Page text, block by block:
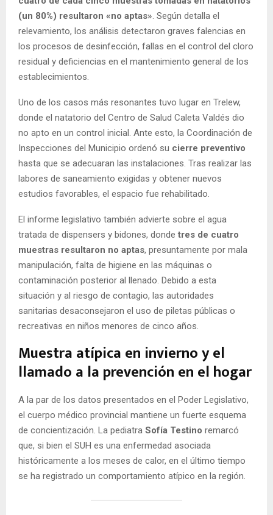
(un 80%) resultaron «no aptas». Según detalla el
relevamiento, los análisis detectaron graves falencias en
los procesos de desinfección, fallas en el control del cloro
residual y deficiencias en el mantenimiento general de los
establecimientos.
Uno de los casos más resonantes tuvo lugar en Trelew,
donde el natatorio del Centro de Salud Caleta Valdés dio
no apto en un control inicial. Ante esto, la Coordinación de
Inspecciones del Municipio ordenó su cierre preventivo
hasta que se adecuaran las instalaciones. Tras realizar las
labores de saneamiento exigidas y obtener nuevos
estudios favorables, el espacio fue rehabilitado.
El informe legislativo también advierte sobre el agua
tratada de dispensers y bidones, donde tres de cuatro
muestras resultaron no aptas, presuntamente por mala
manipulación, falta de higiene en las máquinas o
contaminación posterior al llenado. Debido a esta
situación y al riesgo de contagio, las autoridades
sanitarias desaconsejaron el uso de piletas públicas o
recreativas en niños menores de cinco años.
Muestra atípica en invierno y el
llamado a la prevención en el hogar
A la par de los datos presentados en el Poder Legislativo,
el cuerpo médico provincial mantiene un fuerte esquema
de concientización. La pediatra Sofía Testino remarcó
que, si bien el SUH es una enfermedad asociada
históricamente a los meses de calor, en el último tiempo
se ha registrado un comportamiento atípico en la región.